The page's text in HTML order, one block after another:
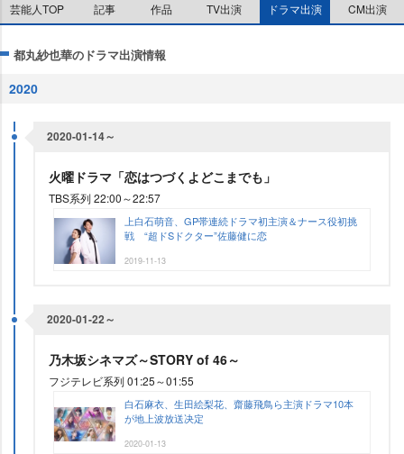
芸能人TOP 記事 作品 TV出演 ドラマ出演 CM出演
都丸紗也華のドラマ出演情報
2020
2020-01-14～
火曜ドラマ「恋はつづくよどこまでも」
TBS系列 22:00～22:57
上白石萌音、GP帯連続ドラマ初主演＆ナース役初挑
戦 “超ドSドクター”佐藤健に恋
2019-11-13
2020-01-22～
乃木坂シネマズ～STORY of 46～
フジテレビ系列 01:25～01:55
白石麻衣、生田絵梨花、齋藤飛鳥ら主演ドラマ10本
が地上波放送决定
2020-01-13